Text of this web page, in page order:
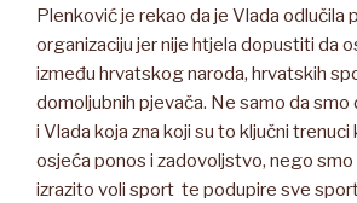
Plenković je rekao da je Vlada odlučila
organizaciju jer nije htjela dopustiti da
između hrvatskog naroda, hrvatskih
domoljubnih pjevača. Ne samo da smo
i Vlada koja zna koji su to ključni trenuci
osjeća ponos i zadovoljstvo, nego smo
izrazito voli sport te podupire sve